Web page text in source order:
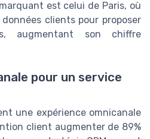
est celui de Paris, où
clients pour proposer
augmentant son chiffre
pour un service
une expérience omnicanale
client augmenter de 89%